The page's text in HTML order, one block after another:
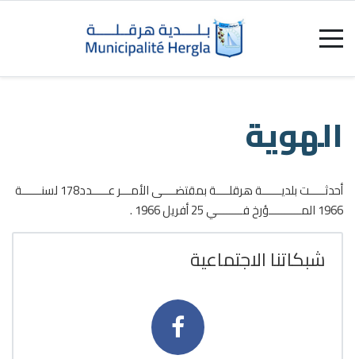
الهوية
أحدثـــــت بلديــــــة هرقلــــة بمقتضــــى الأمـــر عـــــدد178 لسنــــــة
1966 المــــــــــؤرخ فــــــــي 25 أفريل 1966 .
شبكاتنا الاجتماعية